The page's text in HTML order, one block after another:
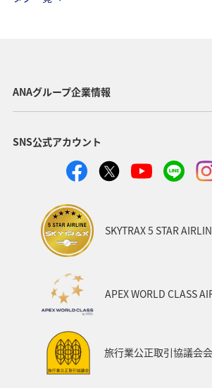
メキシコ オーストラリア 台湾
トルコ 韓国
オセアニア 秋 クリスマス
ANAグループ企業情報
SNS公式アカウント
SKYTRAX 5 STAR
APEX WORLD CLASS
旅行業公正取引協議会